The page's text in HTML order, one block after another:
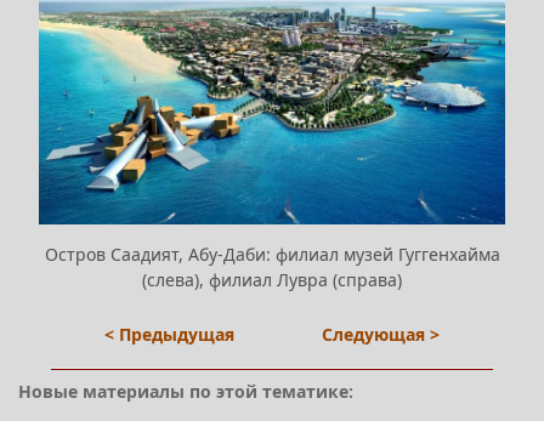
Остров Саадият, Абу-Даби: филиал музей Гуггенхайма
(слева), филиал Лувра (справа)
< Предыдущая Следующая >
Новые материалы по этой тематике: